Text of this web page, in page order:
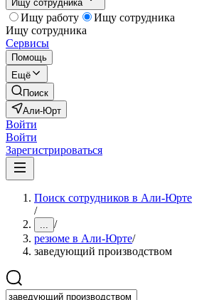
Ищу сотрудника
Ищу работу
Ищу сотрудника
Ищу сотрудника
Сервисы
Помощь
Ещё
Поиск
Али-Юрт
Войти
Войти
Зарегистрироваться
Поиск сотрудников в Али-Юрте
/
... /
резюме в Али-Юрте/
заведующий производством